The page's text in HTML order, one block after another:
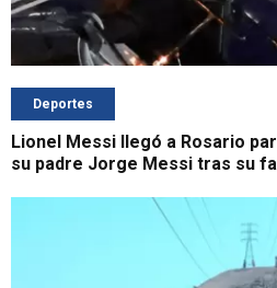
Deportes
Lionel Messi llegó a Rosario
su padre Jorge Messi tras su